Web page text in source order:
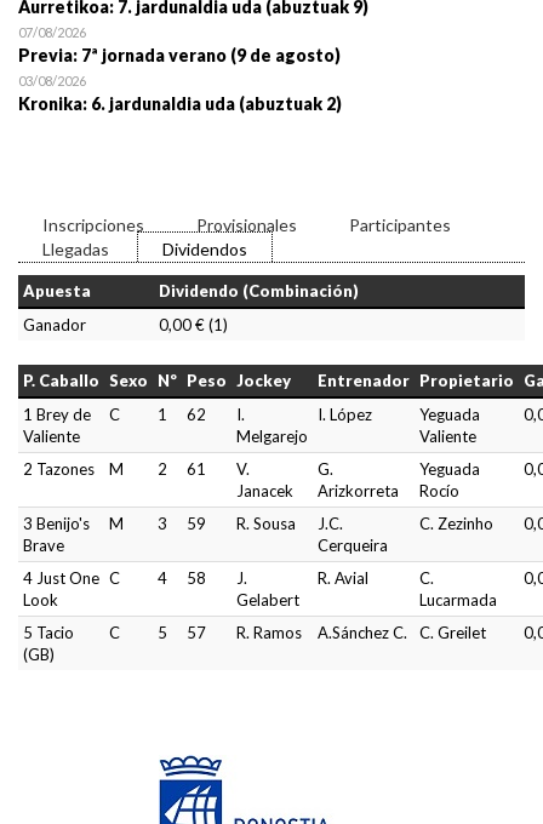
Aurretikoa: 7. jardunaldia uda (abuztuak 9)
07/08/2026
Previa: 7ª jornada verano (9 de agosto)
03/08/2026
Kronika: 6. jardunaldia uda (abuztuak 2)
Inscripciones Provisionales
Participantes
Llegadas
Dividendos
Apuesta
Dividendo (Combinación)
Ganador
0,00 € (1)
P. Caballo Sexo Nº Peso Jockey Entrenador Propietario
1 Brey de
Valiente
C 1 62
I.
Melgarejo
I. López
Yeguada
Valiente
2 Tazones M 2 61
V.
Janacek
G.
Arizkorreta
Yeguada
Rocío
3 Benijo's
Brave
M 3 59 R. Sousa
J.C.
Cerqueira
C. Zezinho
4 Just One
Look
C 4 58
J.
Gelabert
R. Avial
C.
Lucarmada
5 Tacio
(GB)
C 5 57 R. Ramos A.Sánchez C. C. Greilet